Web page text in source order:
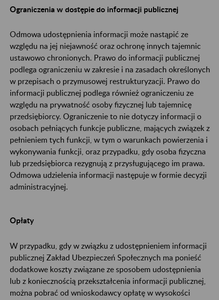
Ograniczenia w dostępie do informacji publicznej
Odmowa udostępnienia informacji może nastąpić ze
względu na jej niejawność oraz ochronę innych tajemnic
ustawowo chronionych. Prawo do informacji publicznej
podlega ograniczeniu w zakresie i na zasadach określonych
w przepisach o przymusowej restrukturyzacji. Prawo do
informacji publicznej podlega również ograniczeniu ze
względu na prywatność osoby fizycznej lub tajemnicę
przedsiębiorcy. Ograniczenie to nie dotyczy informacji o
osobach pełniących funkcje publiczne, mających związek z
pełnieniem tych funkcji, w tym o warunkach powierzenia i
wykonywania funkcji, oraz przypadku, gdy osoba fizyczna
lub przedsiębiorca rezygnują z przysługującego im prawa.
Odmowa udzielenia informacji następuje w formie decyzji
administracyjnej.
Opłaty
W przypadku, gdy w związku z udostępnieniem informacji
publicznej Zakład Ubezpieczeń Społecznych ma ponieść
dodatkowe koszty związane ze sposobem udostępnienia
lub z koniecznością przekształcenia informacji publicznej,
można pobrać od wnioskodawcy opłatę w wysokości